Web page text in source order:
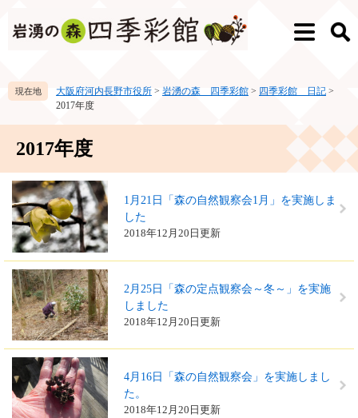
す。
し
文
メ
検
大阪府河内長野市役所 > 岩湧の森 四季彩館 > 四季彩館 日記 >
2017年度
2017年度
1月21日「森の自然観察会1月」を実施しま
した
2018年12月20日更新
2月25日「森の定点観察会～冬～」を実施
しました
2018年12月20日更新
4月16日「森の自然観察会」を実施しまし
た。
2018年12月20日更新